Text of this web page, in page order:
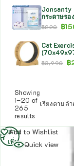
Jonsanty
กระดาษร
฿220 ฿
Cat
฿3,990 ฿
Showing
1–20 of
265
results
เรียงตามล
Add to Wishlist
Quick view
อ่าน
เพิ่ม